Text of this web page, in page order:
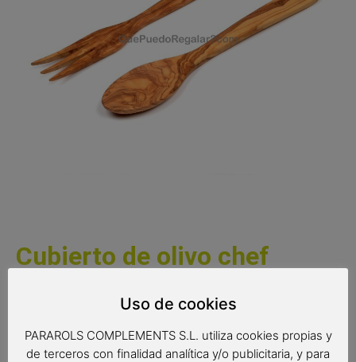
Cubierto de olivo chef
Cubiertos de olivo para servir ensaladas, pasta, arroces…
También para cocinar. El precio incluye la dos piezas.
Uso de cookies
PARAROLS COMPLEMENTS S.L. utiliza cookies propias y
de terceros con finalidad analítica y/o publicitaria, y para